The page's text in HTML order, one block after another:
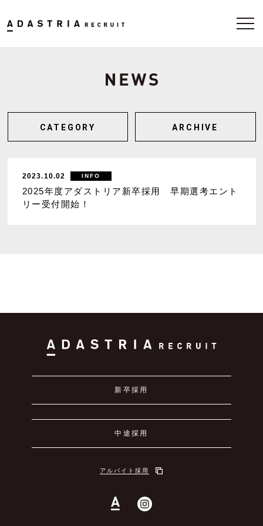
CATEGORY ARCHIVE
2023.10.02 INFO
2025年度アダストリア新卒採用 早期選考エント
リー受付開始！
新卒採用
中途採用
アルバイト採用